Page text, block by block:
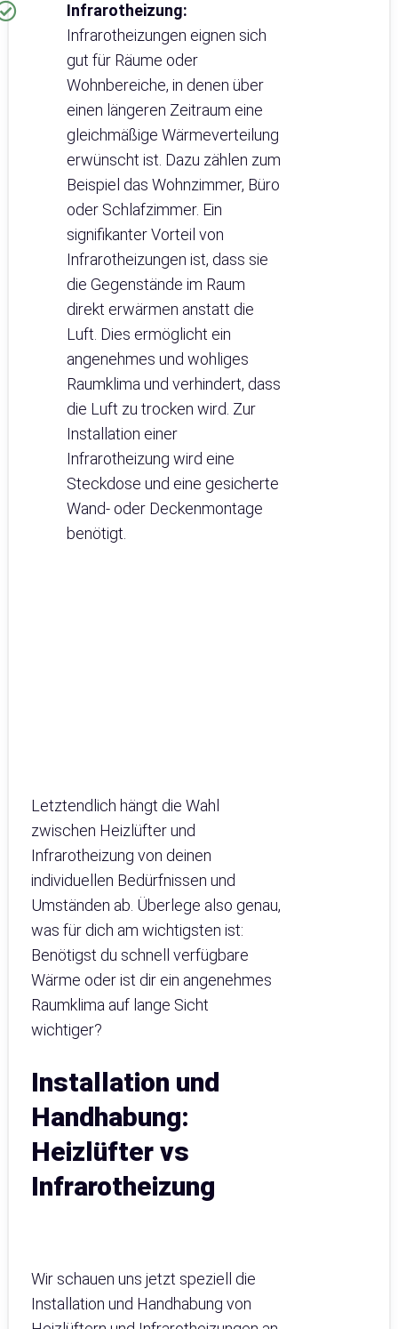
Infrarotheizung:
Infrarotheizungen eignen sich
gut für Räume oder
Wohnbereiche, in denen über
einen längeren Zeitraum eine
gleichmäßige Wärmeverteilung
erwünscht ist. Dazu zählen zum
Beispiel das Wohnzimmer, Büro
oder Schlafzimmer. Ein
signifikanter Vorteil von
Infrarotheizungen ist, dass sie
die Gegenstände im Raum
direkt erwärmen anstatt die
Luft. Dies ermöglicht ein
angenehmes und wohliges
Raumklima und verhindert, dass
die Luft zu trocken wird. Zur
Installation einer
Infrarotheizung wird eine
Steckdose und eine gesicherte
Wand- oder Deckenmontage
benötigt.
Letztendlich hängt die Wahl
zwischen Heizlüfter und
Infrarotheizung von deinen
individuellen Bedürfnissen und
Umständen ab. Überlege also genau,
was für dich am wichtigsten ist:
Benötigst du schnell verfügbare
Wärme oder ist dir ein angenehmes
Raumklima auf lange Sicht
wichtiger?
Installation und
Handhabung:
Heizlüfter vs
Infrarotheizung
Wir schauen uns jetzt speziell die
Installation und Handhabung von